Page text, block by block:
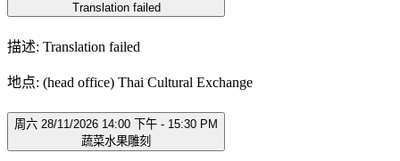
Translation failed
描述: Translation failed
地点: (head office) Thai Cultural Exchange
周六 28/11/2026 14:00 下午 - 15:30 PM
蔬菜水果雕刻